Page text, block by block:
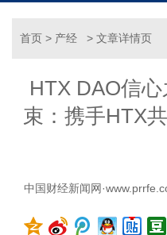
首页 > 产经 > 文章详情页
HTX DAO信
束：携手HTX
中国财经新闻网